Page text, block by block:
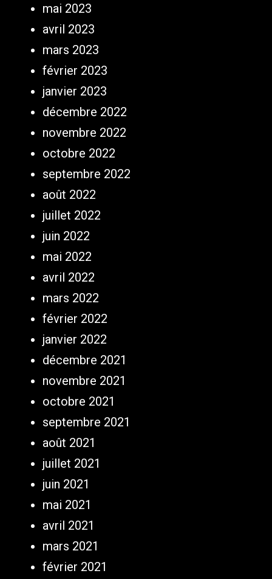
mai 2023
avril 2023
mars 2023
février 2023
janvier 2023
décembre 2022
novembre 2022
octobre 2022
septembre 2022
août 2022
juillet 2022
juin 2022
mai 2022
avril 2022
mars 2022
février 2022
janvier 2022
décembre 2021
novembre 2021
octobre 2021
septembre 2021
août 2021
juillet 2021
juin 2021
mai 2021
avril 2021
mars 2021
février 2021